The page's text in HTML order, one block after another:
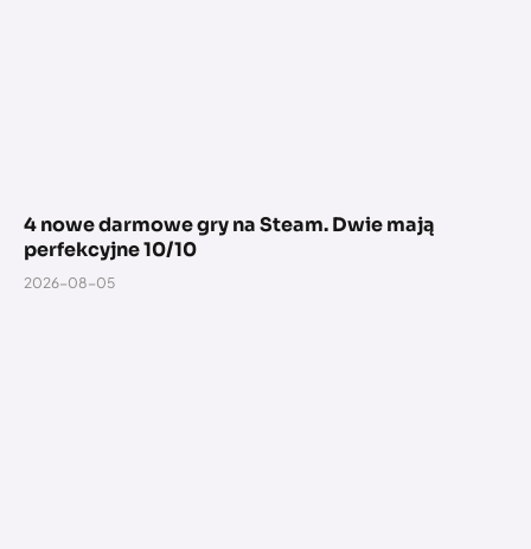
4 nowe darmowe gry na Steam. Dwie mają
perfekcyjne 10/10
2026-08-05